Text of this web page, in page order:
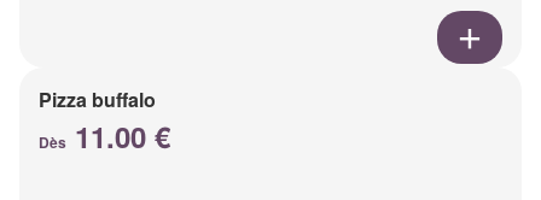
Pizza buffalo
Dès 11.00 €